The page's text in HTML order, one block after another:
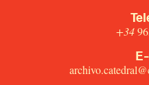
+34